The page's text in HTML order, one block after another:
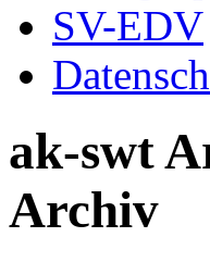
ak-swt
Archiv